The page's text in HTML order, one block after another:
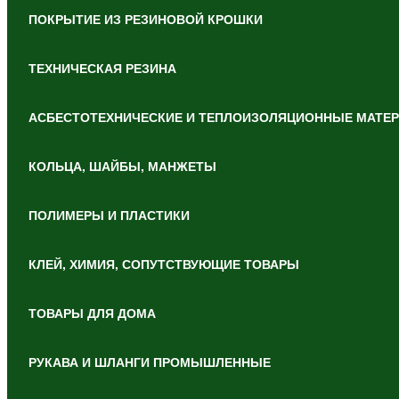
ПОКРЫТИЕ ИЗ РЕЗИНОВОЙ КРОШКИ
ТЕХНИЧЕСКАЯ РЕЗИНА
АСБЕСТОТЕХНИЧЕСКИЕ И ТЕПЛОИЗОЛЯЦИОННЫЕ
КОЛЬЦА, ШАЙБЫ, МАНЖЕТЫ
ПОЛИМЕРЫ И ПЛАСТИКИ
КЛЕЙ, ХИМИЯ, СОПУТСТВУЮЩИЕ ТОВАРЫ
ТОВАРЫ ДЛЯ ДОМА
РУКАВА И ШЛАНГИ ПРОМЫШЛЕННЫЕ